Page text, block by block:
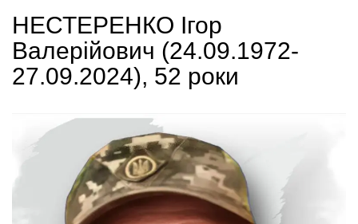
НЕСТЕРЕНКО Ігор
Валерійович (24.09.1972-
27.09.2024), 52 роки